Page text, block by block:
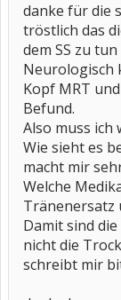
danke für die
tröstlich das
dem SS zu
Neurologisch
Kopf MRT
Befund.
Also muss ich
Wie sieht es
macht mir
Welche
Tränenersatz
Damit sind
nicht die
schreibt mir